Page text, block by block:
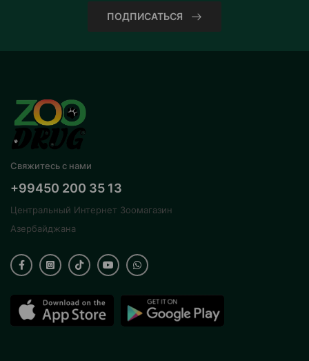
ПОДПИСАТЬСЯ
Свяжитесь с нами
+99450 200 35 13
Центральный Интернет Зоомагазин
Азербайджана